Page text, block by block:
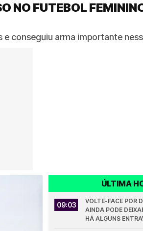
NO FUTEBOL
conseguiu arma importante
ÚLTIMA
09:03
VOLTE-FACE POR
AINDA PODE
HÁ ALGUNS